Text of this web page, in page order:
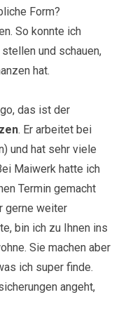
Form?
So konnte ich
und schauen,
hat.
das ist der
. Er arbeitet bei
und hat sehr viele
Maiwerk hatte ich
Termin gemacht
gerne weiter
bin ich zu Ihnen ins
Sie machen aber
ich super finde.
angeht,